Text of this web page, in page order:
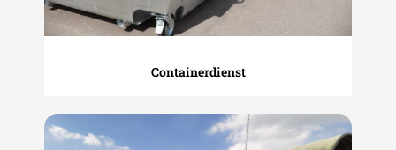
Containerdienst